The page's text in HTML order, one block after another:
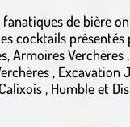
fanatiques de bière
cocktails présentés
Armoires Verchères
, Excavation
, Humble et